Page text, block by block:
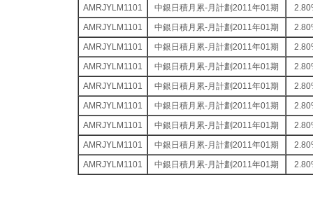
AMRJYLM1101
中銀日積月累-月計劃2011年01期
AMRJYLM1101
中銀日積月累-月計劃2011年01期
AMRJYLM1101
中銀日積月累-月計劃2011年01期
AMRJYLM1101
中銀日積月累-月計劃2011年01期
AMRJYLM1101
中銀日積月累-月計劃2011年01期
AMRJYLM1101
中銀日積月累-月計劃2011年01期
AMRJYLM1101
中銀日積月累-月計劃2011年01期
AMRJYLM1101
中銀日積月累-月計劃2011年01期
AMRJYLM1101
中銀日積月累-月計劃2011年01期